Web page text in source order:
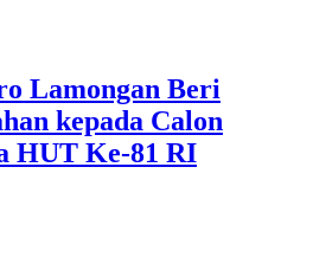
Lamongan Beri
kepada Calon
HUT Ke-81 RI